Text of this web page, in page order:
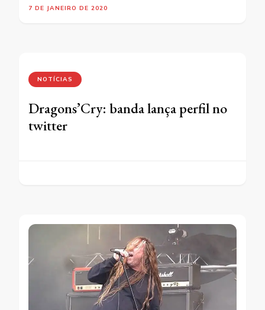
7 DE JANEIRO DE 2020
NOTÍCIAS
Dragons’Cry: banda lança perfil no
twitter